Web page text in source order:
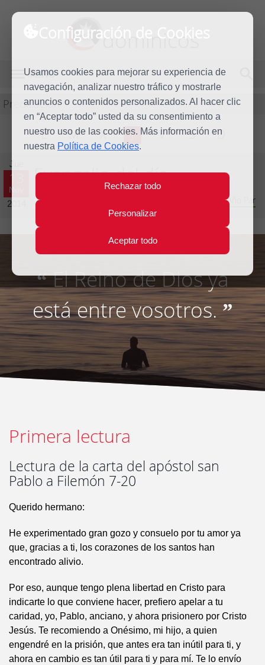
Configuración de Cookies
Usamos cookies para mejorar su experiencia de
navegación, analizar nuestro tráfico y mostrarle
anuncios o contenidos personalizados. Al hacer clic
en “Aceptar todo” usted da su consentimiento a
nuestro uso de las cookies. Más información en
nuestra Política de Cookies.
Rechazar todo
Personalizar
Aceptar todo
dominicos
MENÚ
Predicación
L M X J V S D
Jue
13
Nov
2014
Evangelio del día
Trigésimo segunda semana del Tiempo Ordinario - Año Par
“El Reino de Dios ya
está entre vosotros.”
Primera lectura
Lectura de la carta del apóstol san
Pablo a Filemón 7-20
Querido hermano:
He experimentado gran gozo y consuelo por tu amor ya
que, gracias a ti, los corazones de los santos han
encontrado alivio.
Por eso, aunque tengo plena libertad en Cristo para
indicarte lo que conviene hacer, prefiero apelar a tu
caridad, yo, Pablo, anciano, y ahora prisionero por Cristo
Jesús. Te recomiendo a Onésimo, mi hijo, a quien
engendré en la prisión, que antes era tan inútil para ti, y
ahora en cambio es tan útil para ti y para mí. Te lo envío